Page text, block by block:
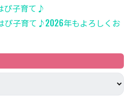
ぴ子育て♪
ぴ子育て♪2026年もよろしくお